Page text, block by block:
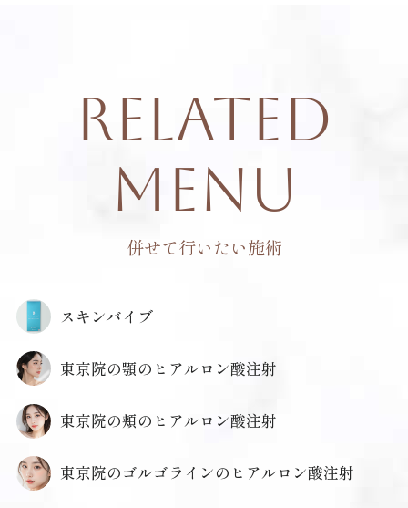
Related
Menu
併せて行いたい施術
スキンバイブ
東京院の顎のヒアルロン酸注射
東京院の頬のヒアルロン酸注射
東京院のゴルゴラインのヒアルロン酸注射